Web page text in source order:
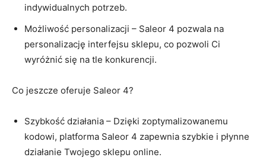
indywidualnych potrzeb.
Możliwość personalizacji ‍– Saleor 4 pozwala⁣ na
personalizację interfejsu sklepu, ⁤co ⁤pozwoli Ci
‌wyróżnić się na tle konkurencji.
Co jeszcze oferuje ‌Saleor ⁣4?
Szybkość ⁤działania ⁣– Dzięki zoptymalizowanemu
kodowi, ‌platforma Saleor​ 4⁢ zapewnia szybkie i płynne
działanie Twojego sklepu ‌online.